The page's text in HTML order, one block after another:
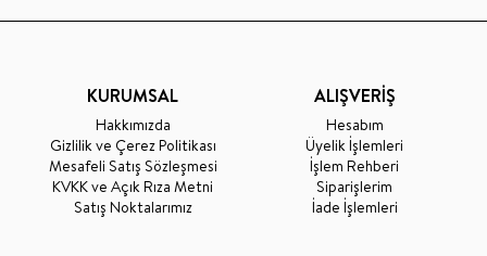
KURUMSAL
Hakkımızda
Gizlilik ve Çerez Politikası
Mesafeli Satış Sözleşmesi
KVKK ve Açık Rıza Metni
Satış Noktalarımız
ALIŞVERİŞ
Hesabım
Üyelik İşlemleri
İşlem Rehberi
Siparişlerim
İade İşlemleri